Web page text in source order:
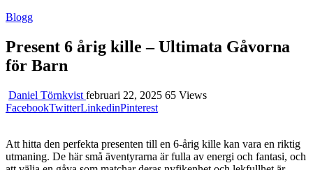
Blogg
Present 6 årig kille – Ultimata Gåvorna
för Barn
Daniel Törnkvist februari 22, 2025 65 Views
FacebookTwitterLinkedinPinterest
Att hitta den perfekta presenten till en 6-årig kille kan vara en riktig
utmaning. De här små äventyrarna är fulla av energi och fantasi, och